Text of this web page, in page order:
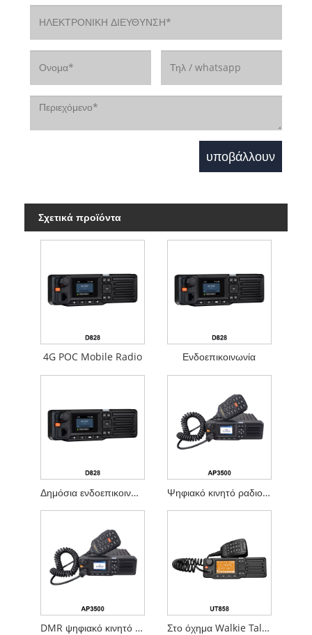
Σχετικά προϊόντα
4G POC Mobile Radio Ενδοεπικοινωνία
Δημόσια ενδοεπικοινωνία δικτύου Ψηφιακό κινητό ραδιοφωνικό σύστημα
DMR ψηφιακό κινητό ραδιόφωνο Στο όχημα Walkie Talkie